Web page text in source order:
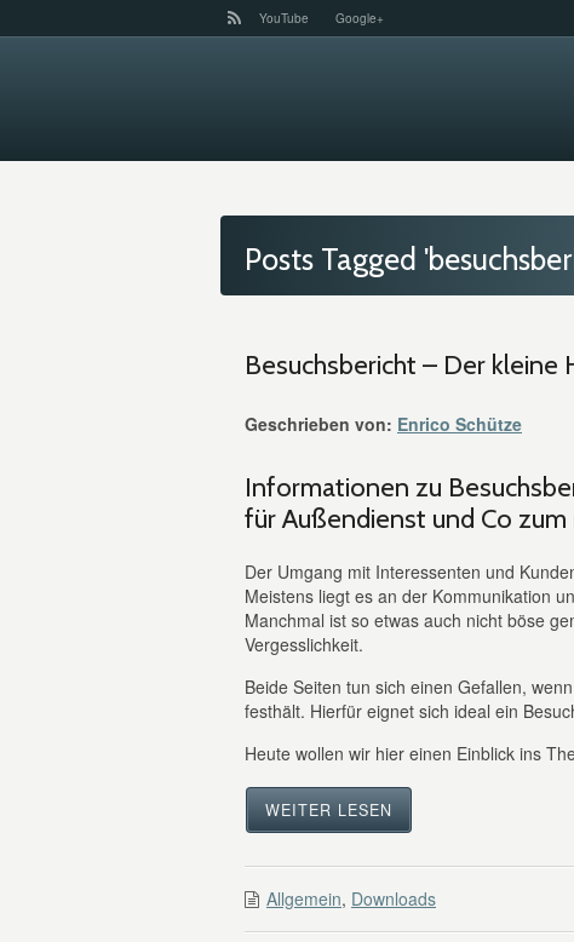
YouTube Google+
Posts Tagged
Besuchsbericht – Der
Geschrieben von: Enrico Schütze
Informationen zu
für Außendienst und Co
Der Umgang mit Interessenten und
Meistens liegt es an der Kommunikation
Manchmal ist so etwas auch nicht böse
Vergesslichkeit.
Beide Seiten tun sich einen Gefallen,
festhält. Hierfür eignet sich ideal ein
Heute wollen wir hier einen Einblick ins
WEITER LESEN
Allgemein, Downloads